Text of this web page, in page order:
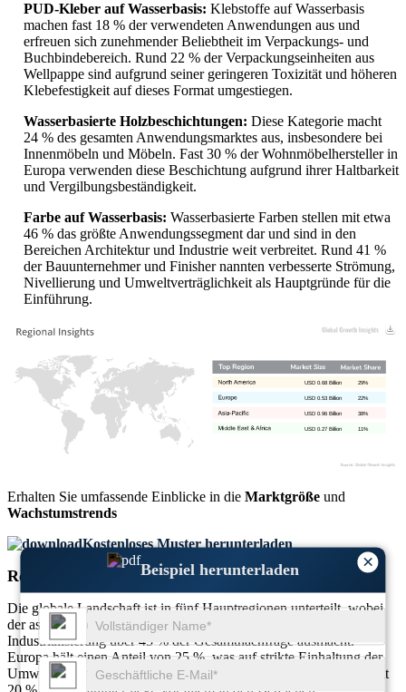
×
Beispiel herunterladen
PUD-Kleber auf Wasserbasis: Klebstoffe auf Wasserbasis
machen fast 18 % der verwendeten Anwendungen aus und
erfreuen sich zunehmender Beliebtheit im Verpackungs- und
Buchbindebereich. Rund 22 % der Verpackungseinheiten aus
Wellpappe sind aufgrund seiner geringeren Toxizität und höheren
Klebefestigkeit auf dieses Format umgestiegen.
Wasserbasierte Holzbeschichtungen: Diese Kategorie macht
24 % des gesamten Anwendungsmarktes aus, insbesondere bei
Innenmöbeln und Möbeln. Fast 30 % der Wohnmöbelhersteller in
Europa verwenden diese Beschichtung aufgrund ihrer Haltbarkeit
und Vergilbungsbeständigkeit.
Farbe auf Wasserbasis: Wasserbasierte Farben stellen mit etwa
46 % das größte Anwendungssegment dar und sind in den
Bereichen Architektur und Industrie weit verbreitet. Rund 41 %
der Bauunternehmer und Finisher nannten verbesserte Strömung,
Nivellierung und Umweltverträglichkeit als Hauptgründe für die
Einführung.
11%
USD 0.27 Billion
38%
USD 0.96 Billion
22%
USD 0.53 Billion
29%
USD 0.68 Billion
Erhalten Sie umfassende Einblicke in die Marktgröße und
Wachstumstrends
Kostenloses Muster herunterladen
Regionaler Ausblick
Die globale Landschaft ist in fünf Hauptregionen unterteilt, wobei
der asiatisch-pazifische Raum aufgrund der zunehmenden
Industrialisierung über 45 % der Gesamtnachfrage ausmacht.
Europa hält einen Anteil von 25 %, was auf strikte Einhaltung der
Umweltvorschriften zurückzuführen ist, während Nordamerika mit